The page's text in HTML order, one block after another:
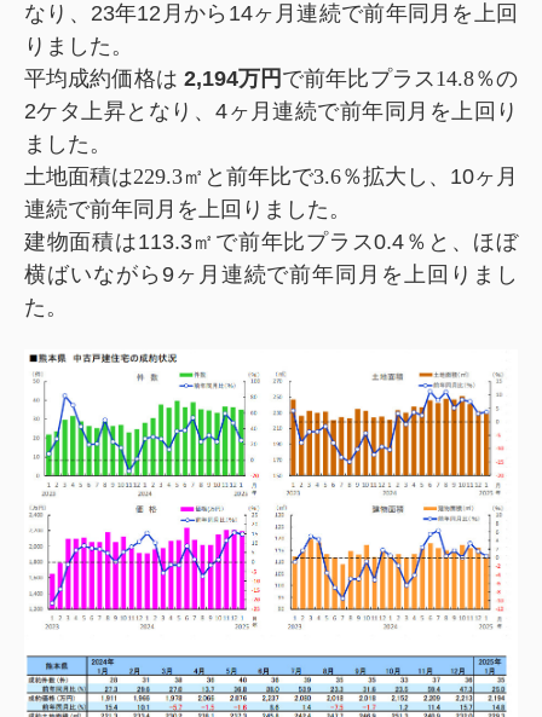
なり、23年12月から14ヶ月連続で前年同月を上回
りました。
平均成約価格は 2,194万円 で前年比プラス14.8％の
2ケタ上昇となり、4ヶ月連続で前年同月を上回り
ました。
土地面積は229.3㎡と前年比で3.6％拡大し、10ヶ月
連続で前年同月を上回りました。
建物面積は113.3㎡で前年比プラス0.4％と、ほぼ
横ばいながら9ヶ月連続で前年同月を上回りまし
た。